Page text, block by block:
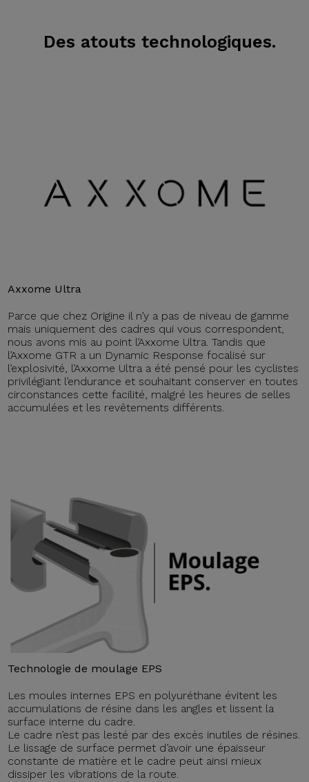
Des atouts technologiques.
Axxome Ultra
Parce que chez Origine il n’y a pas de niveau de gamme
mais uniquement des cadres qui vous correspondent,
nous avons mis au point l’Axxome Ultra. Tandis que
l’Axxome GTR a un Dynamic Response focalisé sur
l’explosivité, l’Axxome Ultra a été pensé pour les cyclistes
privilégiant l’endurance et souhaitant conserver en toutes
circonstances cette facilité, malgré les heures de selles
accumulées et les revêtements différents.
Technologie de moulage EPS
Les moules internes EPS en polyuréthane évitent les
accumulations de résine dans les angles et lissent la
surface interne du cadre.
Le cadre n’est pas lesté par des excès inutiles de résines.
Le lissage de surface permet d’avoir une épaisseur
constante de matière et le cadre peut ainsi mieux
dissiper les vibrations de la route.